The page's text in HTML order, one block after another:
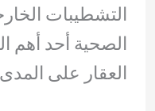
التشطيبات
الصحية أحد أهم
العقار على